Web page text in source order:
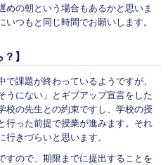
めの朝という場合もあるかと思いま
つもと同じ時間でお願いします。
】
課題が終わっているようですが、
うにない」とギブアップ宣言をした
校の先生との約束ですし、学校の授
行った前提で授業が進みます。それ
きづらいと思います。
すので、期限までに提出することを